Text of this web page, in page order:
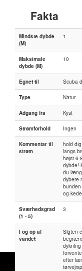
Fakta
Mindste dybde
(M)
1
Maksimale
dybde (M)
10
Egnet til Scuba
Type Natur
Adgang fra Kyst
Strømforhold Ingen
Kommentar til
strøm
hold
langs
højst 6-
dybde!
du
dybere
og
Sværhedsgrad
(1 - 5)
3
I og op af
vandet
Sigten
dykning
efter